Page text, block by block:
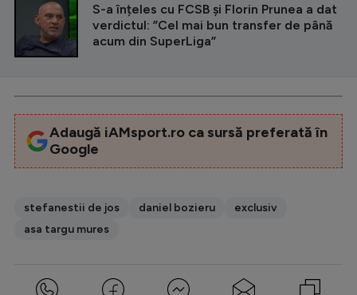
S-a înțeles cu FCSB și Florin Prunea a dat
verdictul: ”Cel mai bun transfer de până
acum din SuperLiga”
Adaugă iAMsport.ro ca sursă preferată în
Google
stefanestii de jos daniel bozieru
exclusiv
asa targu mures